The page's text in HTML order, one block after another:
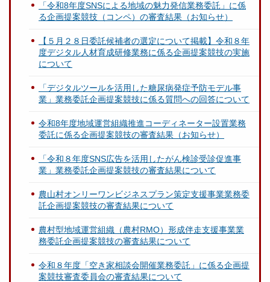
「令和8年度SNSによる地域の魅力発信業務委託」に係
る企画提案競技（コンペ）の審査結果（お知らせ）
【５月２８日委託候補者の選定について掲載】令和８年
度デジタル人材育成研修業務に係る企画提案競技の実施
について
「デジタルツールを活用した糖尿病発症予防モデル事
業」業務委託企画提案競技に係る質問への回答について
令和8年度地域運営組織推進コーディネーター設置業務
委託に係る企画提案競技の審査結果（お知らせ）
「令和８年度SNS広告を活用したがん検診受診促進事
業」業務委託企画提案競技の審査結果について
農山村オンリーワンビジネスプラン策定支援事業業務委
託企画提案競技の審査結果について
農村型地域運営組織（農村RMO）形成伴走支援事業業
務委託企画提案競技の審査結果について
令和８年度「空き家相談会開催業務委託」に係る企画提
案競技審査委員会の審査結果について